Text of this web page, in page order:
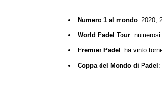
Numero 1 al mondo: 2020,
World Padel Tour: numerosi
Premier Padel : ha vinto
Coppa del Mondo di Padel :